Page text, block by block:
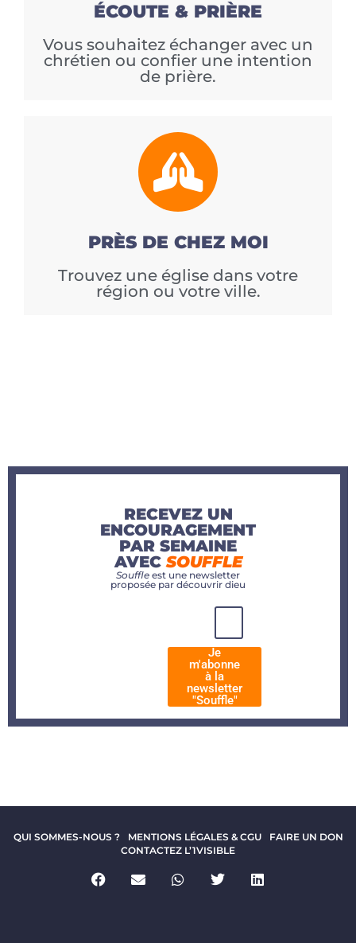
ÉCOUTE & PRIÈRE
Vous souhaitez échanger avec un
chrétien ou confier une intention
de prière.
PRÈS DE CHEZ MOI
Trouvez une église dans votre
région ou votre ville.
RECEVEZ UN
ENCOURAGEMENT
PAR SEMAINE
AVECSOUFFLE
Souffle est une newsletter
proposée par découvrir dieu
Je
m'abonne
à la
newsletter
"Souffle"
QUI SOMMES-NOUS ? MENTIONS LÉGALES & CGU
FAIRE UN DON
CONTACTEZ L’1VISIBLE